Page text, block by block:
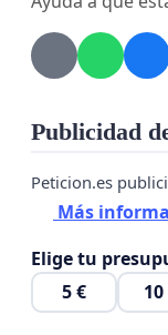
La
sanos y
nuestro
Que los
verdaderas
Publicidad
Peticion.es
Más
Elige tu
5 €
10